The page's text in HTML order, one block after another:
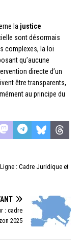
la justice
sont désormais
complexes, la loi
qu’aucune
directe d’un
être transparents,
au principe du
: Cadre Juridique et
: cadre
2025